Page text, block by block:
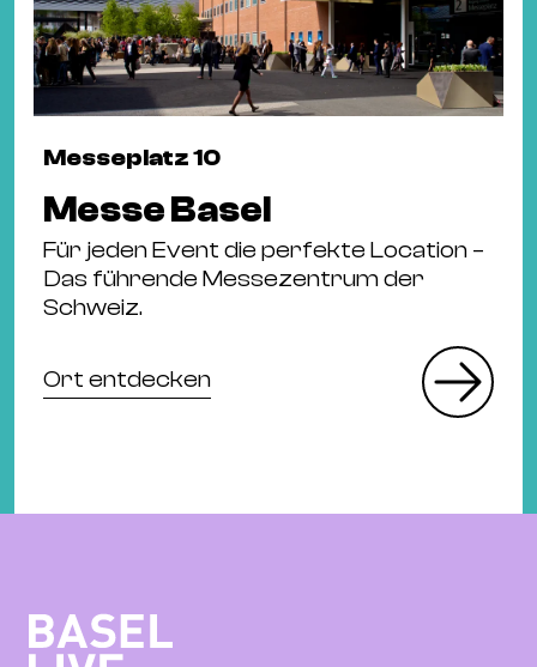
Messeplatz 10
Messe Basel
Für jeden Event die perfekte Location –
Das führende Messezentrum der
Schweiz.
Ort entdecken